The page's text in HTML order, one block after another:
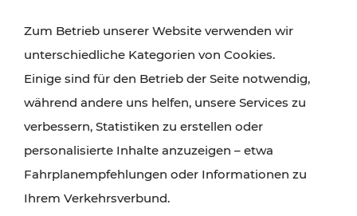
Wanderungen, Kultur und Gastronomie,
Radtouren oder purer Naturgenuss – viele
Attraktionen sind mit den Ticket- und Fahrplan-
Angeboten des VOR gut und schnell erreichbar.
Zum Betrieb unserer Website verwenden wir
unterschiedliche Kategorien von Cookies.
Einige sind für den Betrieb der Seite notwendig,
während andere uns helfen, unsere Services zu
verbessern, Statistiken zu erstellen oder
personalisierte Inhalte anzuzeigen – etwa
Fahrplanempfehlungen oder Informationen zu
Ihrem Verkehrsverbund.